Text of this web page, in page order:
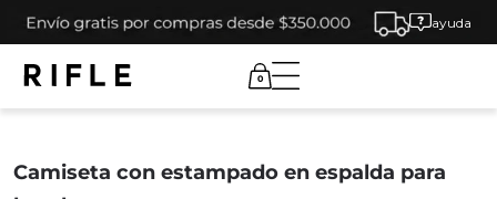
ayuda
0
Camiseta con estampado en espalda para